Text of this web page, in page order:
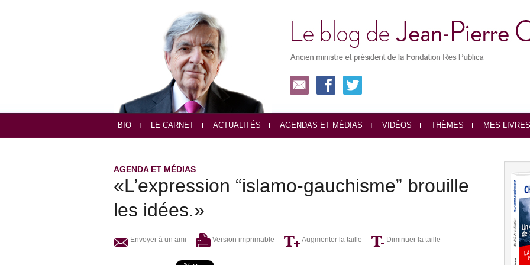
BIO LE CARNET ACTUALITÉS AGENDAS ET MÉDIAS VIDÉOS THÈMES MES LIVRES
AGENDA ET MÉDIAS
«L’expression “islamo-gauchisme” brouille
les idées.»
Envoyer à un ami Version imprimable Augmenter la taille Diminuer la taille